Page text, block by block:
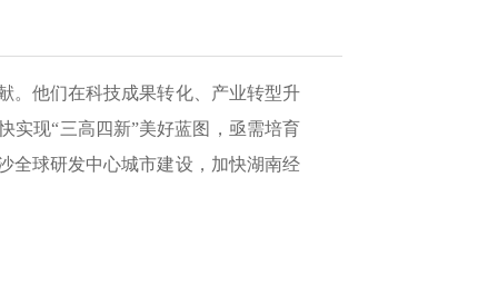
。他们在科技成果转化、产业转型升
实现“三高四新”美好蓝图，亟需培育
全球研发中心城市建设，加快湖南经